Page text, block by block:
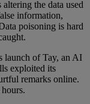
the data used
information,
poisoning is hard
launch of Tay, an AI
exploited its
remarks online.